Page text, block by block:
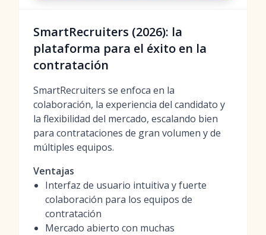
SmartRecruiters (2026): la
plataforma para el éxito en la
contratación
SmartRecruiters se enfoca en la
colaboración, la experiencia del candidato y
la flexibilidad del mercado, escalando bien
para contrataciones de gran volumen y de
múltiples equipos.
Ventajas
Interfaz de usuario intuitiva y fuerte
colaboración para los equipos de
contratación
Mercado abierto con muchas